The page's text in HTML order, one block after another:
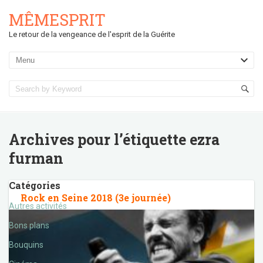
MÊMESPRIT
Le retour de la vengeance de l'esprit de la Guérite
Archives pour l’étiquette ezra
furman
Catégories
Autres activités
Bons plans
Bouquins
Rock en Seine 2018 (3e journée)